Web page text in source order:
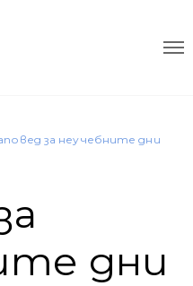
за неучебните дни
дни